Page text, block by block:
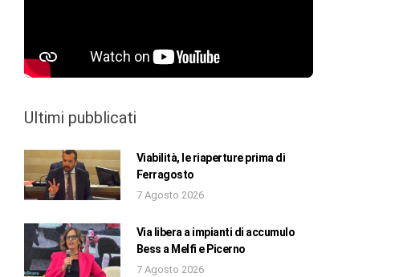
Ultimi pubblicati
Viabilità, le riaperture prima di
Ferragosto
7 Agosto 2026
Via libera a impianti di accumulo
Bess a Melfi e Picerno
7 Agosto 2026